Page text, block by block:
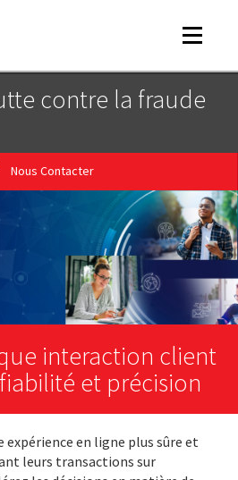
Toggle
contre la fraude
Nous Contacter
interaction client
et précision
expérience en ligne plus sûre et
leurs transactions sur